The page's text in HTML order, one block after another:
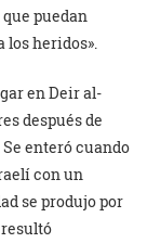
puedan
los heridos».
en Deir al-
después de
enteró cuando
con un
se produjo por